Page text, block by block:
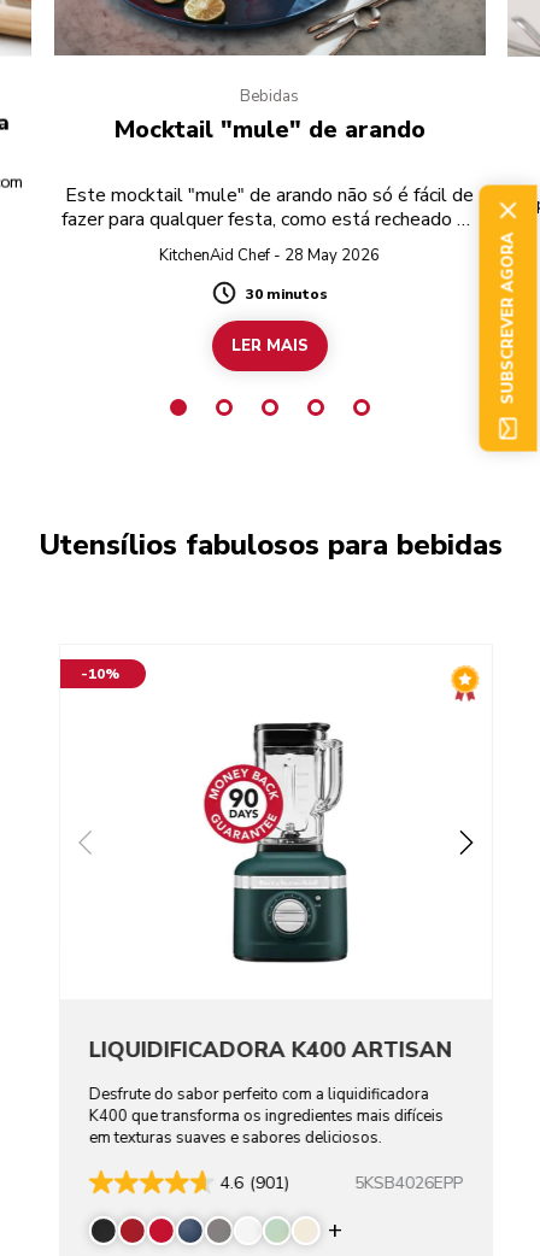
Bebidas
Mocktail "mule" de arando
Este mocktail "mule" de arando não só é fácil de
fazer para qualquer festa, como está recheado de
sabores frutados.
KitchenAid Chef - 28 May 2026
Duration
30 minutos
LER MAIS
Utensílios fabulosos para bebidas
-10%
LIQUIDIFICADORA K400 ARTISAN
Desfrute do sabor perfeito com a liquidificadora
K400 que transforma os ingredientes mais difíceis
em texturas suaves e sabores deliciosos.
4.6 (901) 5KSB4026EPP
Display more
SUBSCREVER AGORA